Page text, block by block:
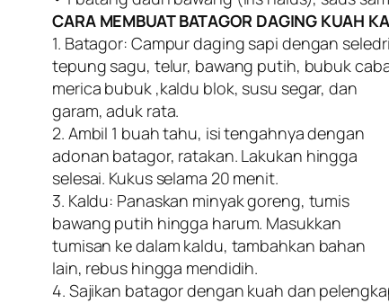
CARA MEMBUAT BATAGOR DAGING KUAH
1. Batagor: Campur daging sapi dengan
tepung sagu, telur, bawang putih, bubuk
merica bubuk ,kaldu blok, susu segar, dan
garam, aduk rata.
2. Ambil 1 buah tahu, isi tengahnya dengan
adonan batagor, ratakan. Lakukan hingga
selesai. Kukus selama 20 menit.
3. Kaldu: Panaskan minyak goreng, tumis
bawang putih hingga harum. Masukkan
tumisan ke dalam kaldu, tambahkan bahan
lain, rebus hingga mendidih.
4. Sajikan batagor dengan kuah dan